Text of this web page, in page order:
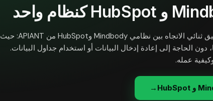
تعتمد هذه الحالة على التكامل العميق ثنائي الاتجاه بين نظامي Mindbody وHubSpot من APIANT: حيث
دون الحاجة إلى إعادة إدخال البيانات أو استخدام جداول البيانات.
عمله.
→